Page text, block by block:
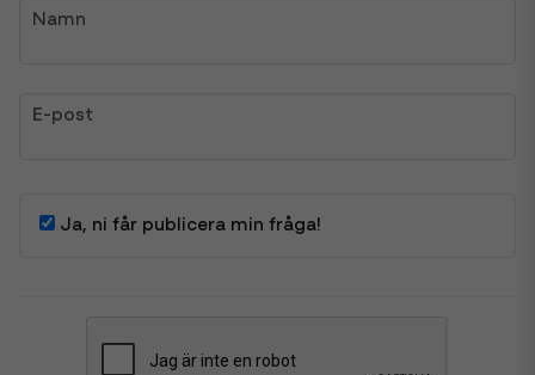
name
Namn
email
E-post
Ja, ni får publicera min fråga!